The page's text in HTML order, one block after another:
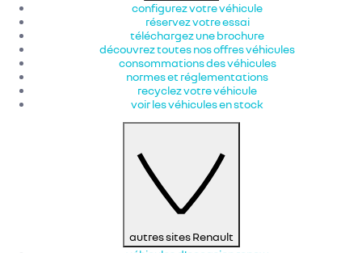
configurez votre véhicule
réservez votre essai
téléchargez une brochure
découvrez toutes nos offres véhicules
consommations des véhicules
normes et réglementations
recyclez votre véhicule
voir les véhicules en stock
autres sites Renault